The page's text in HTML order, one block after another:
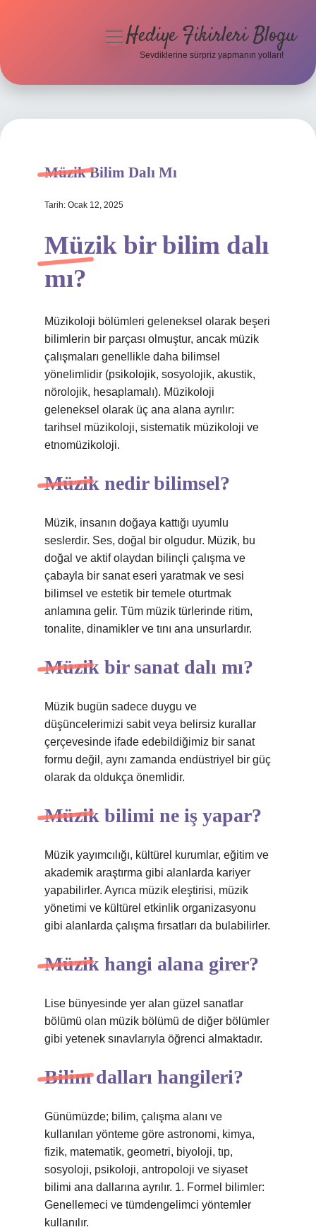
Hakkımızda
menüyüHediye Fikirleri Blogu
Sevdiklerine sürpriz yapmanın yolları!
Müzik Bilim Dalı Mı
Tarih: Ocak 12, 2025
Müzik bir bilim dalı
mı?
Müzikoloji bölümleri geleneksel olarak beşeri
bilimlerin bir parçası olmuştur, ancak müzik
çalışmaları genellikle daha bilimsel
yönelimlidir (psikolojik, sosyolojik, akustik,
nörolojik, hesaplamalı). Müzikoloji
geleneksel olarak üç ana alana ayrılır:
tarihsel müzikoloji, sistematik müzikoloji ve
etnomüzikoloji.
Müzik nedir bilimsel?
Müzik, insanın doğaya kattığı uyumlu
seslerdir. Ses, doğal bir olgudur. Müzik, bu
doğal ve aktif olaydan bilinçli çalışma ve
çabayla bir sanat eseri yaratmak ve sesi
bilimsel ve estetik bir temele oturtmak
anlamına gelir. Tüm müzik türlerinde ritim,
tonalite, dinamikler ve tını ana unsurlardır.
Müzik bir sanat dalı mı?
Müzik bugün sadece duygu ve
düşüncelerimizi sabit veya belirsiz kurallar
çerçevesinde ifade edebildiğimiz bir sanat
formu değil, aynı zamanda endüstriyel bir güç
olarak da oldukça önemlidir.
Müzik bilimi ne iş yapar?
Müzik yayımcılığı, kültürel kurumlar, eğitim ve
akademik araştırma gibi alanlarda kariyer
yapabilirler. Ayrıca müzik eleştirisi, müzik
yönetimi ve kültürel etkinlik organizasyonu
gibi alanlarda çalışma fırsatları da bulabilirler.
Müzik hangi alana girer?
Lise bünyesinde yer alan güzel sanatlar
bölümü olan müzik bölümü de diğer bölümler
gibi yetenek sınavlarıyla öğrenci almaktadır.
Bilim dalları hangileri?
Günümüzde; bilim, çalışma alanı ve
kullanılan yönteme göre astronomi, kimya,
fizik, matematik, geometri, biyoloji, tıp,
sosyoloji, psikoloji, antropoloji ve siyaset
bilimi ana dallarına ayrılır. 1. Formel bilimler:
Genellemeci ve tümdengelimci yöntemler
kullanılır.